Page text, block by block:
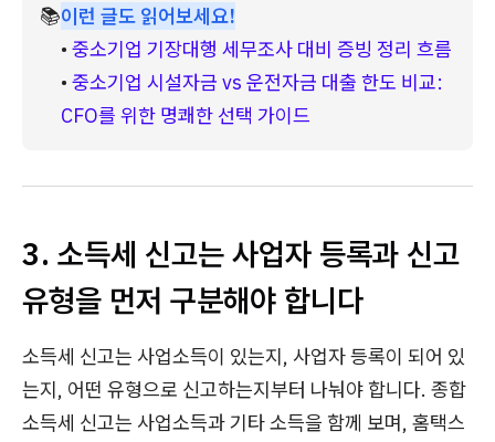
📚이런 글도 읽어보세요!
• 중소기업 기장대행 세무조사 대비 증빙 정리 흐름
• 중소기업 시설자금 vs 운전자금 대출 한도 비교:
CFO를 위한 명쾌한 선택 가이드
3. 소득세 신고는 사업자 등록과 신고
유형을 먼저 구분해야 합니다
소득세 신고는 사업소득이 있는지, 사업자 등록이 되어 있
는지, 어떤 유형으로 신고하는지부터 나눠야 합니다. 종합
소득세 신고는 사업소득과 기타 소득을 함께 보며, 홈택스